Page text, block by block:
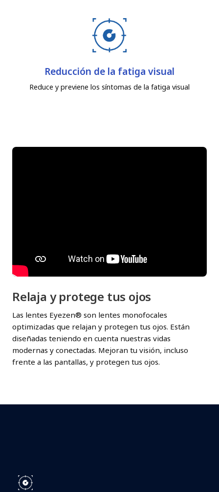
Reducción de la fatiga visual
Reduce y previene los síntomas de la fatiga visual
Relaja y protege tus ojos
Las lentes Eyezen® son lentes monofocales
optimizadas que relajan y protegen tus ojos. Están
diseñadas teniendo en cuenta nuestras vidas
modernas y conectadas. Mejoran tu visión, incluso
frente a las pantallas, y protegen tus ojos.